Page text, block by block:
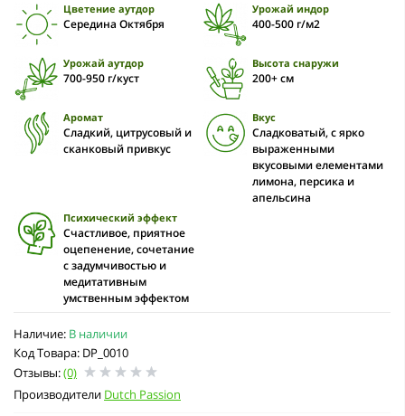
Наличие: В наличии
Код Товара: DP_0010
Отзывы:(0)
Производители Dutch Passion
Цветение аутдор
Середина Октября
Урожай индор
400-500 г/м2
Урожай аутдор
700-950 г/куст
Высота снаружи
200+ см
Аромат
Сладкий, цитрусовый и
сканковый привкус
Вкус
Сладковатый, с ярко
выраженными
вкусовыми елементами
лимона, персика и
апельсина
Психический эффект
Счастливое, приятное
оцепенение, сочетание
с задумчивостью и
медитативным
умственным эффектом